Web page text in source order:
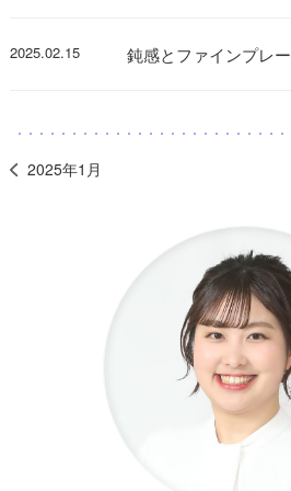
2025.02.15 鈍感とファインプレー
2025年1月